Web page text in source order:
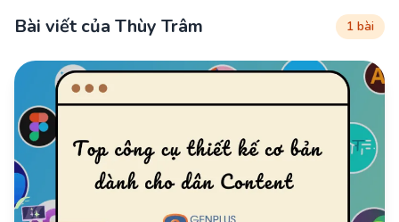
Bài viết của Thùy Trâm 1 bài